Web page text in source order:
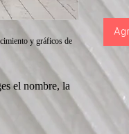
y gráficos de
el nombre, la